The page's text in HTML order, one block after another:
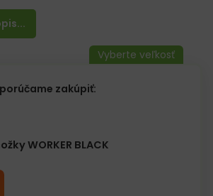
odolná podrážka
podrážka tak, aby pohlcovala nárazy v
zakúpiť:
WORKER BLACK